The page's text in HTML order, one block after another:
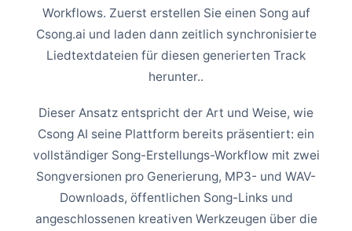
Workflows. Zuerst erstellen Sie einen Song auf
Csong.ai und laden dann zeitlich synchronisierte
Liedtextdateien für diesen generierten Track
herunter..
Dieser Ansatz entspricht der Art und Weise, wie
Csong AI seine Plattform bereits präsentiert: ein
vollständiger Song-Erstellungs-Workflow mit zwei
Songversionen pro Generierung, MP3- und WAV-
Downloads, öffentlichen Song-Links und
angeschlossenen kreativen Werkzeugen über die